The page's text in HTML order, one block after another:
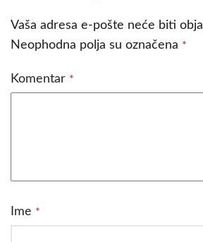
Vaša adresa e-pošte neće biti
Neophodna polja su označena *
Komentar *
Ime *